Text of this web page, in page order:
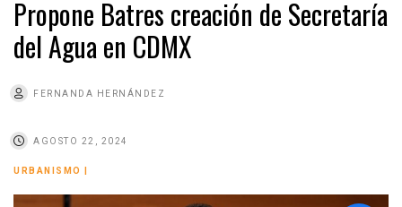
Propone Batres creación de Secretaría
del Agua en CDMX
FERNANDA HERNÁNDEZ
AGOSTO 22, 2024
URBANISMO